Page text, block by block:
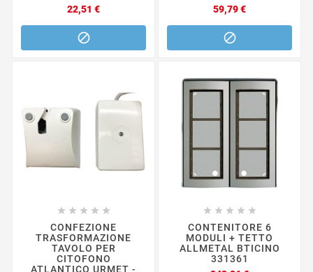
22,51 €Prezzo

59,79 €Prezzo

    
CONFEZIONE
TRASFORMAZIONE
TAVOLO PER
CITOFONO
ATLANTICO URMET -
    
CONTENITORE 6
MODULI + TETTO
ALLMETAL BTICINO
331361